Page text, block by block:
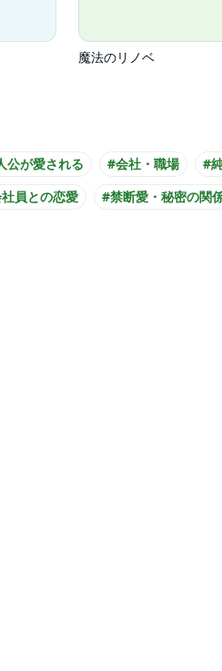
魔法のリノベ
公が愛される #会社・職場 #
員との恋愛 #禁断愛・秘密の関